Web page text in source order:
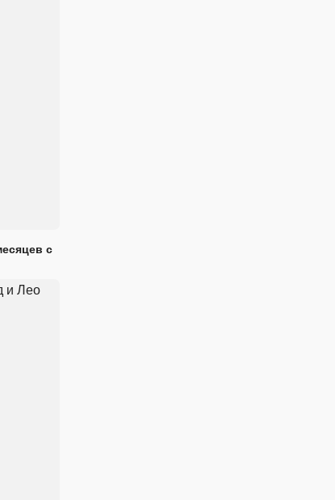
с